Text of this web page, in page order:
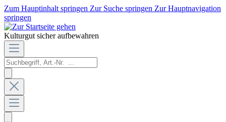
Zum Hauptinhalt springen Zur Suche springen Zur Hauptnavigation
springen
Kulturgut sicher aufbewahren